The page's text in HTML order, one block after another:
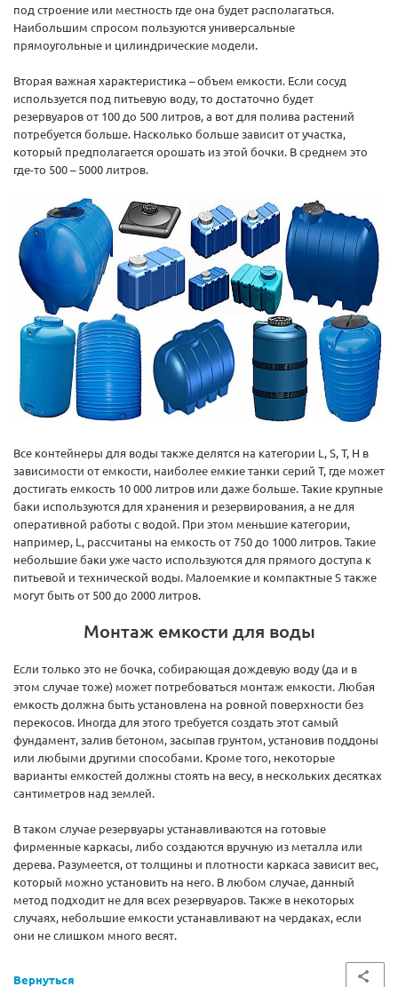
под строение или местность где она будет располагаться.
Наибольшим спросом пользуются универсальные
прямоугольные и цилиндрические модели.
Вторая важная характеристика – объем емкости. Если сосуд
используется под питьевую воду, то достаточно будет
резервуаров от 100 до 500 литров, а вот для полива растений
потребуется больше. Насколько больше зависит от участка,
который предполагается орошать из этой бочки. В среднем это
где-то 500 – 5000 литров.
Все контейнеры для воды также делятся на категории L, S, T, H в
зависимости от емкости, наиболее емкие танки серий T, где может
достигать емкость 10 000 литров или даже больше. Такие крупные
баки используются для хранения и резервирования, а не для
оперативной работы с водой. При этом меньшие категории,
например, L, рассчитаны на емкость от 750 до 1000 литров. Такие
небольшие баки уже часто используются для прямого доступа к
питьевой и технической воды. Малоемкие и компактные S также
могут быть от 500 до 2000 литров.
Монтаж емкости для воды
Если только это не бочка, собирающая дождевую воду (да и в
этом случае тоже) может потребоваться монтаж емкости. Любая
емкость должна быть установлена на ровной поверхности без
перекосов. Иногда для этого требуется создать этот самый
фундамент, залив бетоном, засыпав грунтом, установив поддоны
или любыми другими способами. Кроме того, некоторые
варианты емкостей должны стоять на весу, в нескольких десятках
сантиметров над землей.
В таком случае резервуары устанавливаются на готовые
фирменные каркасы, либо создаются вручную из металла или
дерева. Разумеется, от толщины и плотности каркаса зависит вес,
который можно установить на него. В любом случае, данный
метод подходит не для всех резервуаров. Также в некоторых
случаях, небольшие емкости устанавливают на чердаках, если
они не слишком много весят.
Вернуться